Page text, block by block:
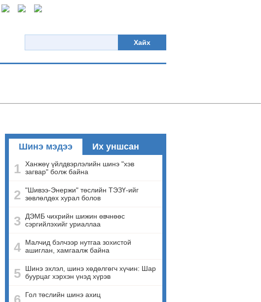
Хайх
Шинэ мэдээ Их уншсан
1 Ханжөү үйлдвэрлэлийн шинэ "хэв
загвар" болж байна
2 "Шивээ-Энержи" төслийн ТЭЗҮ-ийг
зөвлөлдөх хурал болов
3
ДЭМБ чихрийн шижин өвчнөөс
сэргийлэхийг уриаллаа
4
Малчид бэлчээр нутгаа зохистой
ашиглан, хамгаалж байна
5
Шинэ эхлэл, шинэ хөдөлгөгч хүчин: Шар
буурцаг хэрхэн үнэд хүрэв
Гол төслийн шинэ ахиц